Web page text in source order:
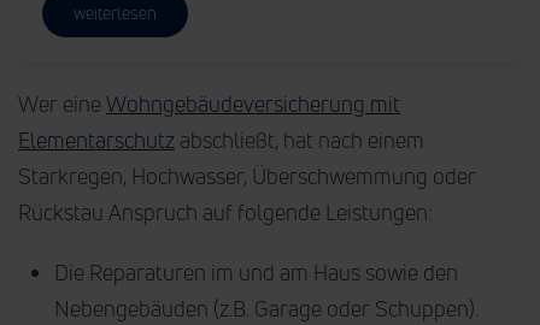
weiterlesen
Wer eine Wohngebäudeversicherung mit
Elementarschutz abschließt, hat nach einem
Starkregen, Hochwasser, Überschwemmung oder
Rückstau Anspruch auf folgende Leistungen:
Die Reparaturen im und am Haus sowie den
Nebengebäuden (z.B. Garage oder Schuppen).